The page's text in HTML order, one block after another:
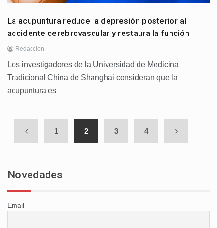
La acupuntura reduce la depresión posterior al
accidente cerebrovascular y restaura la función
Redaccion
Los investigadores de la Universidad de Medicina
Tradicional China de Shanghai consideran que la
acupuntura es
1 2 3 4
Novedades
Email